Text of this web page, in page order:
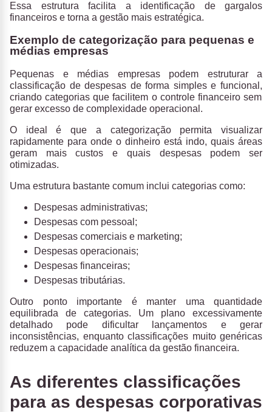
Essa estrutura facilita a identificação de gargalos
financeiros e torna a gestão mais estratégica.
Exemplo de categorização para pequenas e
médias empresas
Pequenas e médias empresas podem estruturar a
classificação de despesas de forma simples e funcional,
criando categorias que facilitem o controle financeiro sem
gerar excesso de complexidade operacional.
O ideal é que a categorização permita visualizar
rapidamente para onde o dinheiro está indo, quais áreas
geram mais custos e quais despesas podem ser
otimizadas.
Uma estrutura bastante comum inclui categorias como:
Despesas administrativas;
Despesas com pessoal;
Despesas comerciais e marketing;
Despesas operacionais;
Despesas financeiras;
Despesas tributárias.
Outro ponto importante é manter uma quantidade
equilibrada de categorias. Um plano excessivamente
detalhado pode dificultar lançamentos e gerar
inconsistências, enquanto classificações muito genéricas
reduzem a capacidade analítica da gestão financeira.
As diferentes classificações
para as despesas corporativas